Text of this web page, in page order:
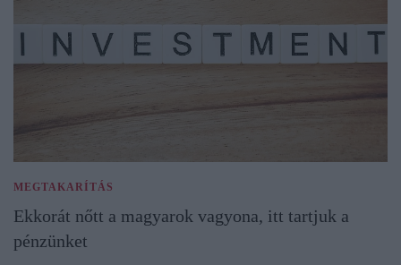
MEGTAKARÍTÁS
Ekkorát nőtt a magyarok vagyona, itt tartjuk a
pénzünket